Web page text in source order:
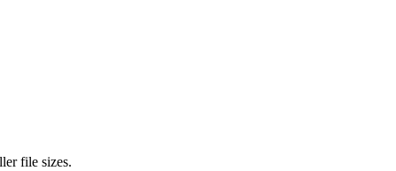
file sizes.